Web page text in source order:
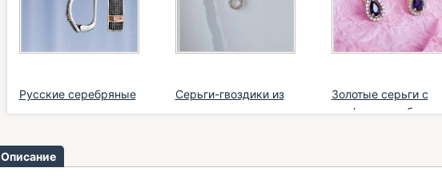
Русские серебряные
украшения с з...
Серьги-гвоздики из
розового золо...
Золотые серьги с
сапфирами и бри...
Описание